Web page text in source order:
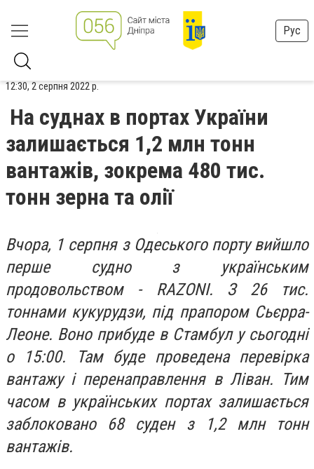
Рус
12:30, 2 серпня 2022 р.
На суднах в портах України
залишається 1,2 млн тонн
вантажів, зокрема 480 тис.
тонн зерна та олії
Вчора, 1 серпня з Одеського порту вийшло
перше судно з українським
продовольством - RAZONI. З 26 тис.
тоннами кукурудзи, під прапором Сьєрра-
Леоне. Воно прибуде в Стамбул у сьогодні
о 15:00. Там буде проведена перевірка
вантажу і перенаправлення в Ліван. Тим
часом в українських портах залишається
заблоковано 68 суден з 1,2 млн тонн
вантажів.